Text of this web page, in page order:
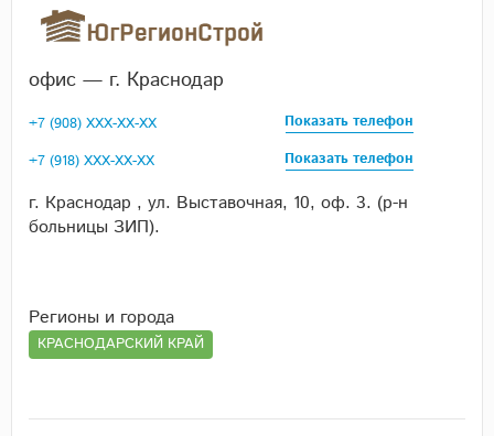
офис — г. Краснодар
+7 (908) XXX-XX-XX
Показать телефон
+7 (918) XXX-XX-XX
Показать телефон
г. Краснодар , ул. Выставочная, 10, оф. 3. (р-н
больницы ЗИП).
Регионы и города
КРАСНОДАРСКИЙ КРАЙ